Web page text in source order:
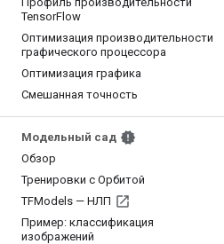
TensorFlow
Оптимизация производительности
графического процессора
Оптимизация графика
Смешанная точность
Модельный сад
Обзор
Тренировки с Орбитой
TFModels — НЛП
Пример: классификация
изображений